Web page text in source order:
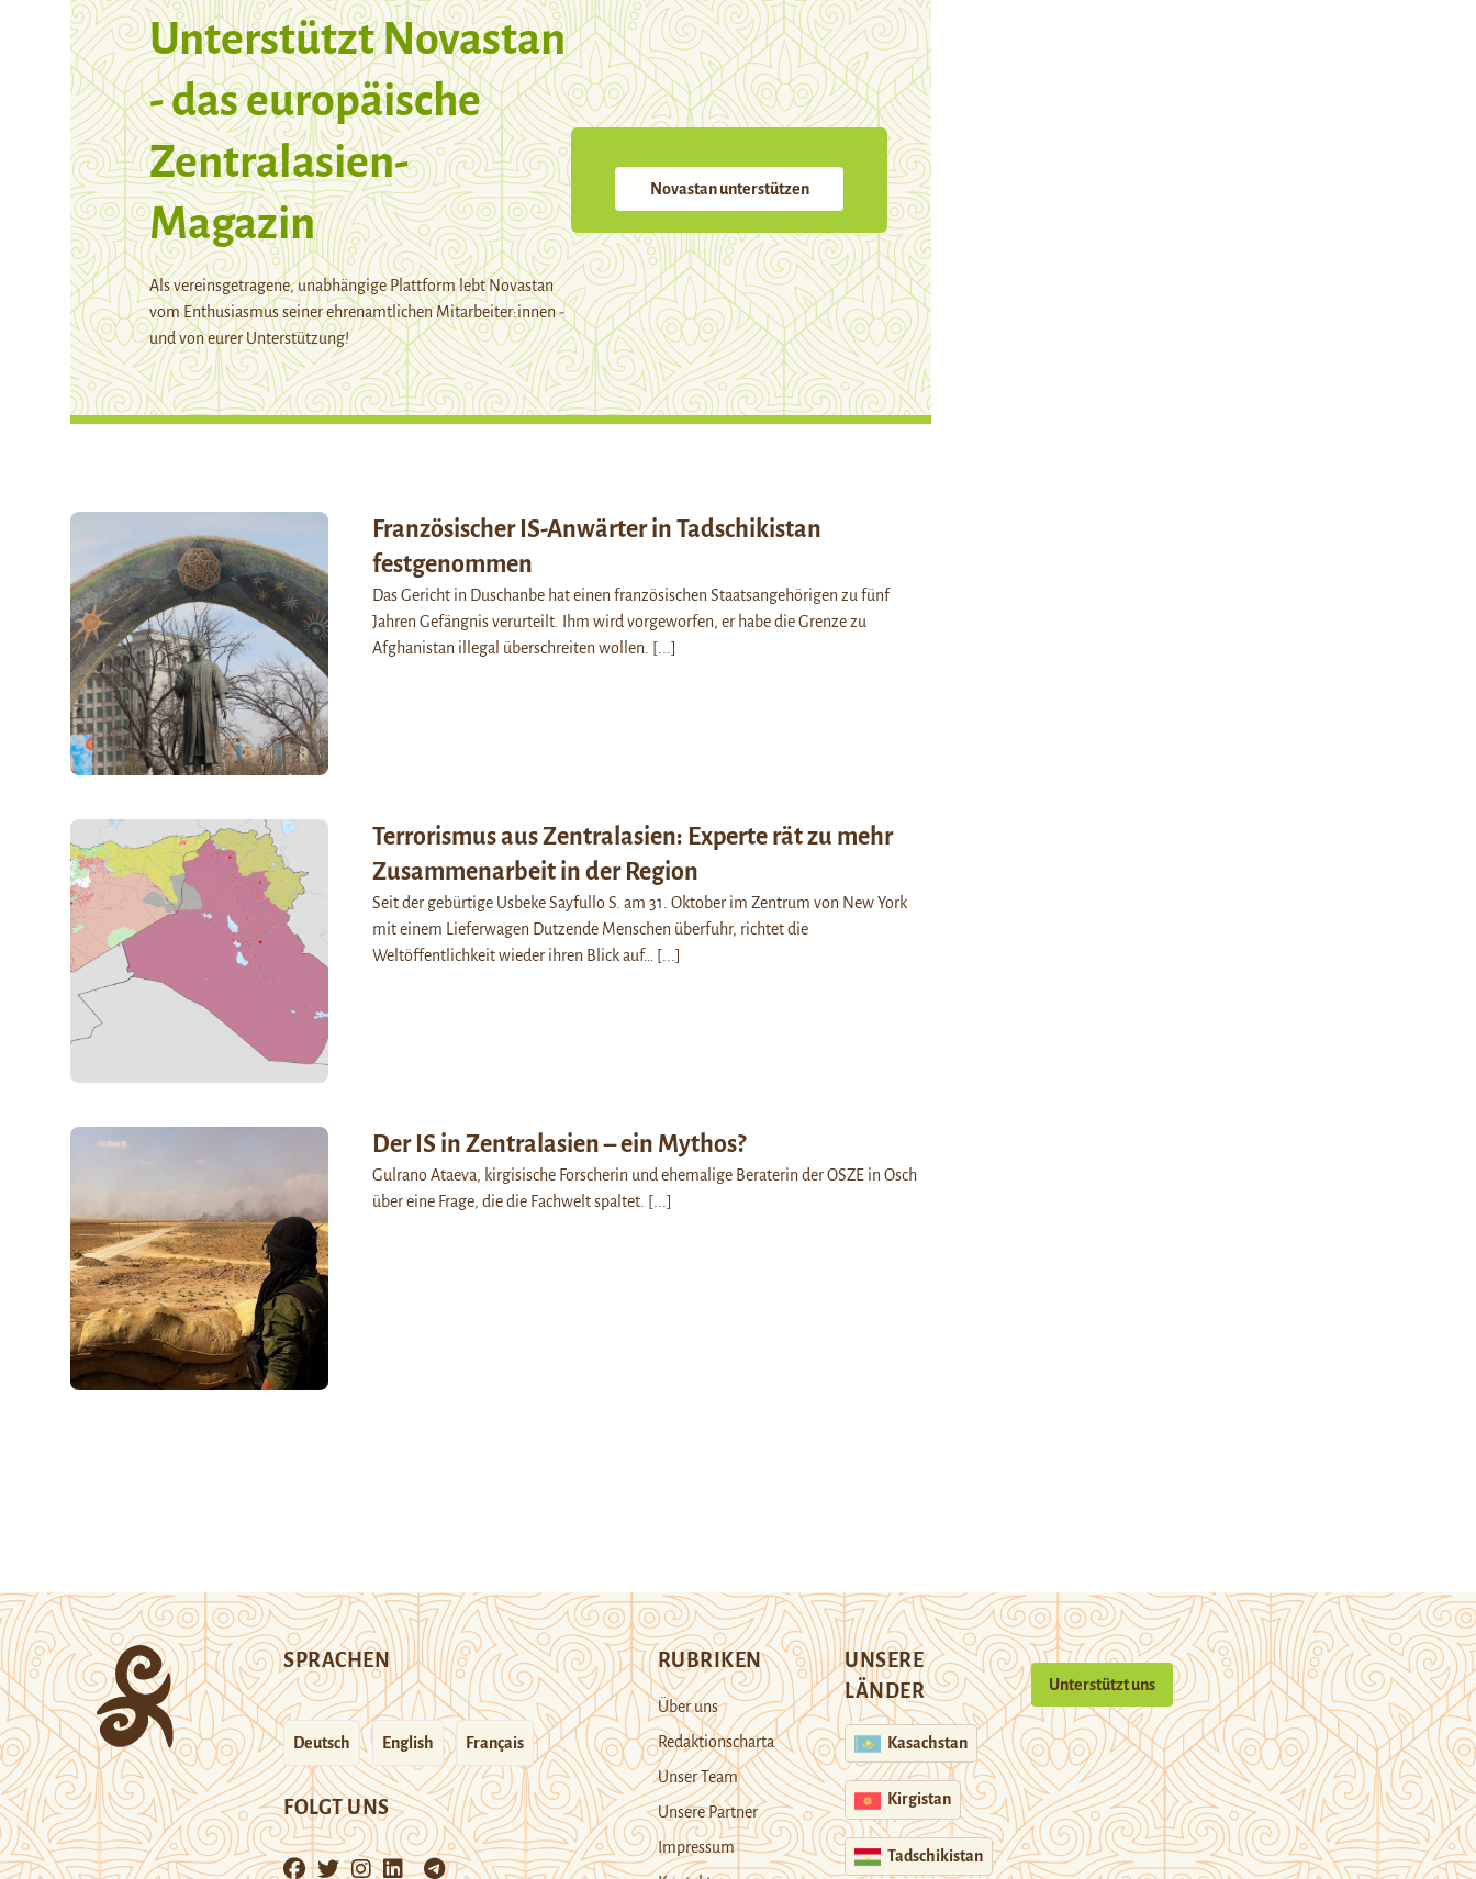
Unterstützt Novastan
- das europäische
Zentralasien-
Magazin
Als vereinsgetragene, unabhängige Plattform lebt Novastan
vom Enthusiasmus seiner ehrenamtlichen Mitarbeiter:innen -
und von eurer Unterstützung!
Novastan unterstützen
Französischer IS-Anwärter in Tadschikistan
festgenommen
Das Gericht in Duschanbe hat einen französischen Staatsangehörigen zu fünf
Jahren Gefängnis verurteilt. Ihm wird vorgeworfen, er habe die Grenze zu
Afghanistan illegal überschreiten wollen.
[...]
Terrorismus aus Zentralasien: Experte rät zu mehr
Zusammenarbeit in der Region
Seit der gebürtige Usbeke Sayfullo S. am 31. Oktober im Zentrum von New York
mit einem Lieferwagen Dutzende Menschen überfuhr, richtet die
Weltöffentlichkeit wieder ihren Blick auf…
[...]
Der IS in Zentralasien – ein Mythos?
Gulrano Ataeva, kirgisische Forscherin und ehemalige Beraterin der OSZE in Osch
über eine Frage, die die Fachwelt spaltet. [...]
SPRACHEN
Deutsch English Français
FOLGT UNS
RUBRIKEN
Über uns
Redaktionscharta
Unser Team
Unsere Partner
Impressum
UNSERE
LÄNDER
Kasachstan
Kirgistan
Tadschikistan
Unterstützt uns